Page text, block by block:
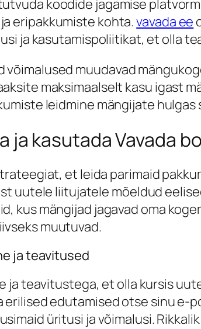
koodide jagamise
eripakkumiste kohta.vavada ee
ja kasutamispoliitikat, et olla
võimalused muudavad
maksimaalselt kasu igast
leidmine mängijate
ja kasutada Vavada
et leida parimaid
uutele liitujatele mõeldud
kus mängijad jagavad oma
muutuvad.
ja teavitused
ja teavitustega, et olla kursis
erilised edutamised otse sinu e-
üritusi ja võimalusi.